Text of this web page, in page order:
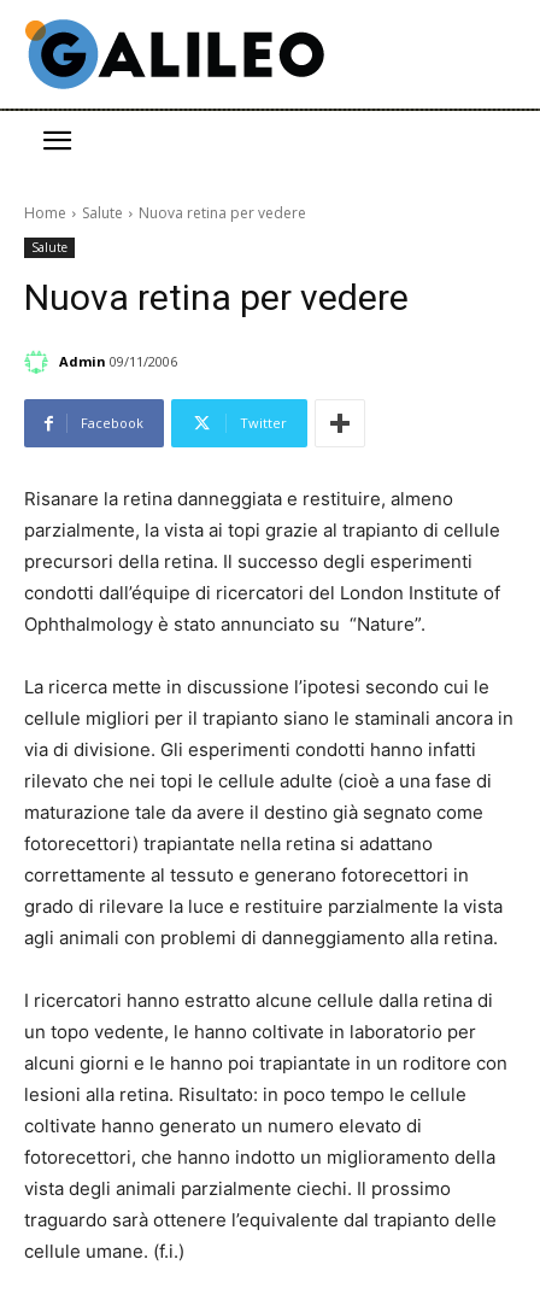
Home Salute Nuova retina per vedere
Salute
Nuova retina per vedere
Admin 09/11/2006
Facebook Twitter
Risanare la retina danneggiata e restituire, almeno
parzialmente, la vista ai topi grazie al trapianto di cellule
precursori della retina. Il successo degli esperimenti
condotti dall’équipe di ricercatori del London Institute of
Ophthalmology è stato annunciato su “Nature”.
La ricerca mette in discussione l’ipotesi secondo cui le
cellule migliori per il trapianto siano le staminali ancora in
via di divisione. Gli esperimenti condotti hanno infatti
rilevato che nei topi le cellule adulte (cioè a una fase di
maturazione tale da avere il destino già segnato come
fotorecettori) trapiantate nella retina si adattano
correttamente al tessuto e generano fotorecettori in
grado di rilevare la luce e restituire parzialmente la vista
agli animali con problemi di danneggiamento alla retina.
I ricercatori hanno estratto alcune cellule dalla retina di
un topo vedente, le hanno coltivate in laboratorio per
alcuni giorni e le hanno poi trapiantate in un roditore con
lesioni alla retina. Risultato: in poco tempo le cellule
coltivate hanno generato un numero elevato di
fotorecettori, che hanno indotto un miglioramento della
vista degli animali parzialmente ciechi. Il prossimo
traguardo sarà ottenere l’equivalente dal trapianto delle
cellule umane. (f.i.)